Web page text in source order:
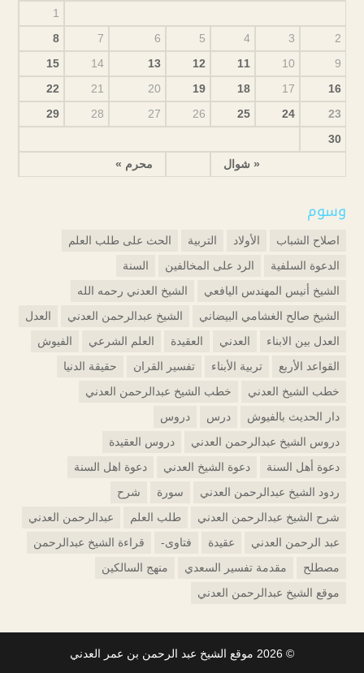
« شوال محرم »
1
2
3
4
5
6
7
8
9
10
11
12
13
14
15
16
17
18
19
20
21
22
23
24
25
26
27
28
29
30
وسوم
اصلاح الشباب الأولاد التربية
الحث على طلب العلم
الدعوة السلفية
الرد على المخالفين
السنة
الشيخ أنيس المهندس اليافعي
الشيخ العدني رحمه الله
الشيخ صالح الغشامي البيضاني
الشيخ عبدالرحمن العدني
العدل
العدل بين الابناء
العدني العقيدة العلم الشرعي
الفيوش
القواعد الأربع
تربية الأبناء تفسير القران
حقيقة الدنيا
خطب الشيخ العدني
خطب الشيخ عبدالرحمن العدني
دار الحديث بالفيوش
درس
دروس
دروس الشيخ عبدالرحمن العدني
دروس العقيدة
دعوة أهل السنة
دعوة الشيخ العدني
دعوة اهل السنة
ردود الشيخ عبدالرحمن العدني
سورة
شرح
شرح الشيخ عبدالرحمن العدني
طلب العلم
عبدالرحمن العدني
عبد الرحمن العدني
عقيدة فتاوى-
قراءة الشيخ عبدالرحمن
مصطلح
مقدمة تفسير السعدي
منهج السالكين
موقع الشيخ عبدالرحمن العدني
© 2026 موقع الشيخ عبد الرحمن بن عمر العدني